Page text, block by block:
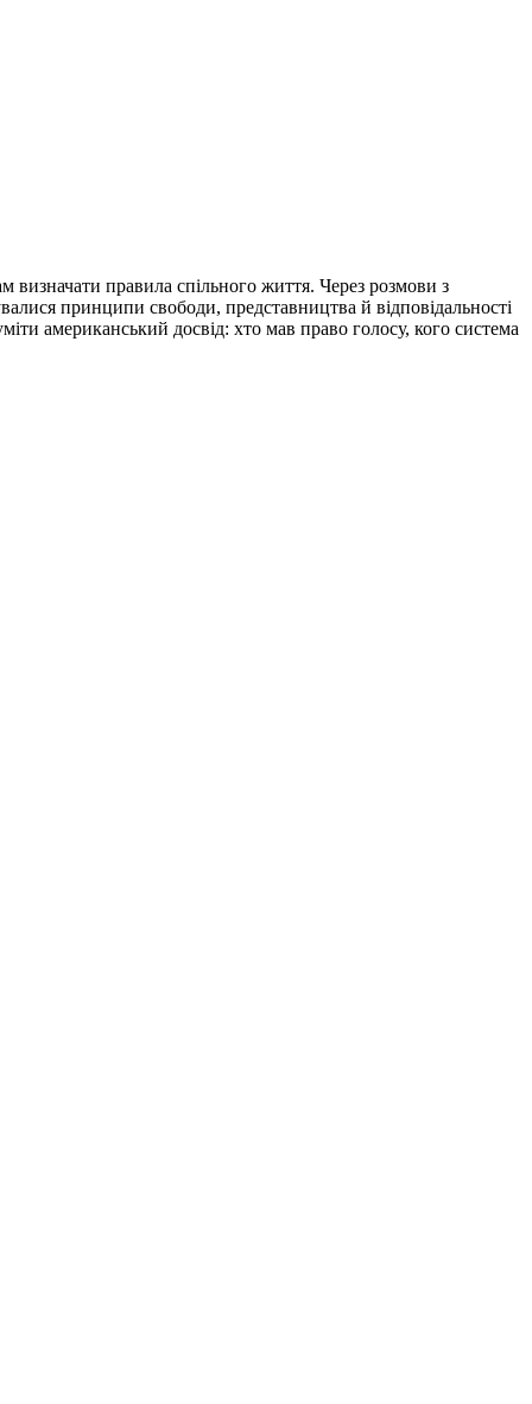
визначати правила спільного життя. Через розмови з
принципи свободи, представництва й відповідальності
американський досвід: хто мав право голосу, кого система